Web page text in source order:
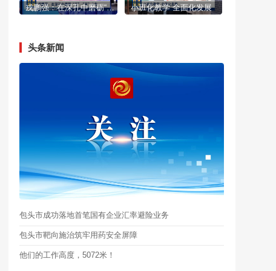
戎鹏强：在深孔中磨砺“正”“直”人生 小班化教学 全面化发展
头条新闻
包头市成功落地首笔国有企业汇率避险业务
包头市靶向施治筑牢用药安全屏障
他们的工作高度，5072米！